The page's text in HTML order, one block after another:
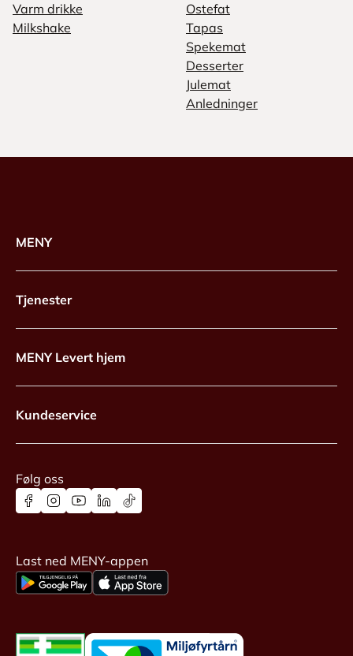
Varm drikke
Milkshake
Ostefat
Tapas
Spekemat
Desserter
Julemat
Anledninger
MENY
Tjenester
MENY Levert hjem
Kundeservice
Følg oss
Last ned MENY-appen